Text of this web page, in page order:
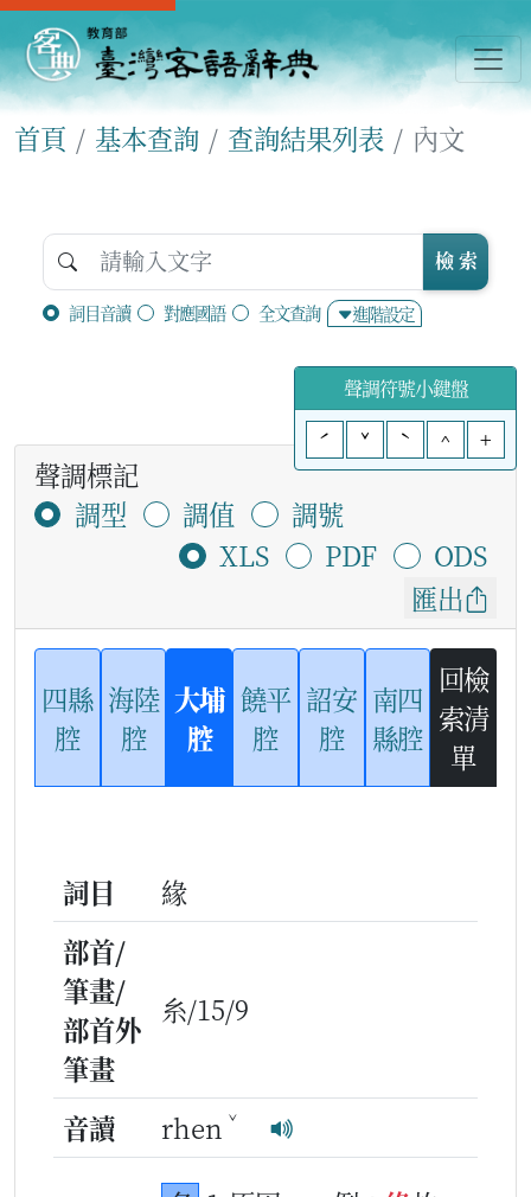
首頁 基本查詢 查詢結果列表 內文
詞目音讀 對應國語 全文查詢 進階設定
檢 索
聲調符號小鍵盤
ˊ
ˇ ˋ ^ +
聲調標記
調型
調值
調號
XLS
PDF
ODS
匯出
四縣
腔
海陸
腔
大埔
腔
饒平
腔
詔安
腔
南四
縣腔
回檢
索清
單
詞目
緣
部首/
筆畫/
部首外
筆畫
糸/15/9
音讀 rhen ˇ